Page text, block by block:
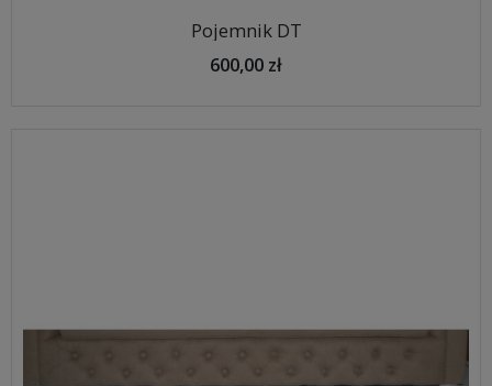
Pojemnik DT
600,00 zł